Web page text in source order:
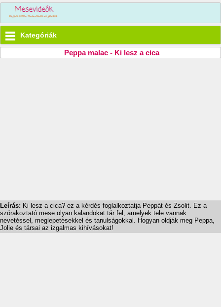
Kategóriák
Peppa malac - Ki lesz a cica
Leírás: Ki lesz a cica? ez a kérdés foglalkoztatja Peppát és Zsolit. Ez a
szórakoztató mese olyan kalandokat tár fel, amelyek tele vannak
nevetéssel, meglepetésekkel és tanulságokkal. Hogyan oldják meg Peppa,
Jolie és társai az izgalmas kihívásokat!